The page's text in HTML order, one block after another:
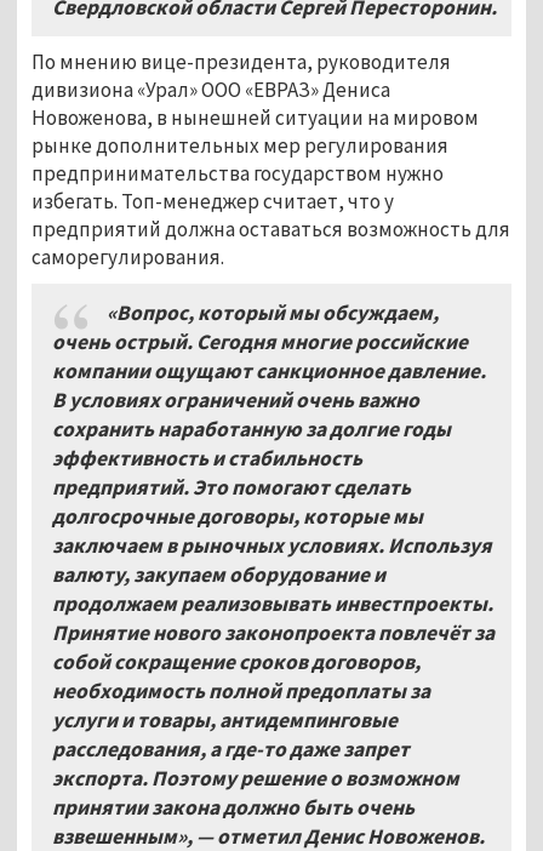
Свердловской области Сергей Пересторонин.
По мнению вице-президента, руководителя
дивизиона «Урал» ООО «ЕВРАЗ» Дениса
Новоженова, в нынешней ситуации на мировом
рынке дополнительных мер регулирования
предпринимательства государством нужно
избегать. Топ-менеджер считает, что у
предприятий должна оставаться возможность для
саморегулирования.
«Вопрос, который мы обсуждаем,
очень острый. Сегодня многие российские
компании ощущают санкционное давление.
В условиях ограничений очень важно
сохранить наработанную за долгие годы
эффективность и стабильность
предприятий. Это помогают сделать
долгосрочные договоры, которые мы
заключаем в рыночных условиях. Используя
валюту, закупаем оборудование и
продолжаем реализовывать инвестпроекты.
Принятие нового законопроекта повлечёт за
собой сокращение сроков договоров,
необходимость полной предоплаты за
услуги и товары, антидемпинговые
расследования, а где-то даже запрет
экспорта. Поэтому решение о возможном
принятии закона должно быть очень
взвешенным», —отметил Денис Новоженов.